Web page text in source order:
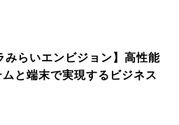
みらいエンビジョン】高性能
と端末で実現するビジネス